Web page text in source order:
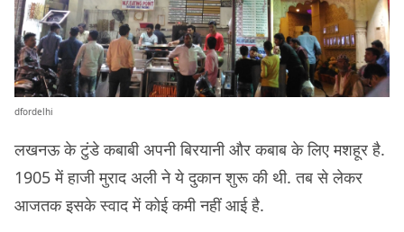
dfordelhi
लखनऊ के टुंडे कबाबी अपनी बिरयानी और कबाब के लिए मशहूर है.
1905 में हाजी मुराद अली ने ये दुकान शुरू की थी. तब से लेकर
आजतक इसके स्वाद में कोई कमी नहीं आई है.